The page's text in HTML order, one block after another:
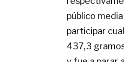
público
participar
437,3